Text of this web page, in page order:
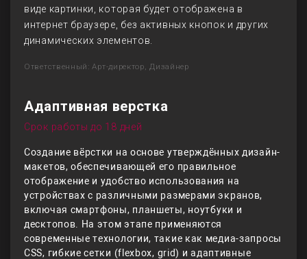
виде картинки, которая будет отображена в
интернет браузере, без активных кнопок и других
динамических элементов.
Ответственный: Арт-директор, Дизайнер
Адаптивная верстка
Срок работы до 18 дней
Создание вёрстки на основе утверждённых дизайн-
макетов, обеспечивающей его правильное
отображение и удобство использования на
устройствах с различными размерами экранов,
включая смартфоны, планшеты, ноутбуки и
десктопов. На этом этапе применяются
современные технологии, такие как медиа-запросы
CSS, гибкие сетки (flexbox, grid) и адаптивные